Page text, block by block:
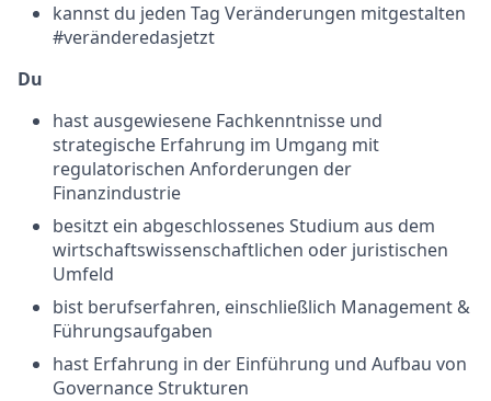
kannst du jeden Tag Veränderungen mitgestalten
#veränderedasjetzt
Du
hast ausgewiesene Fachkenntnisse und
strategische Erfahrung im Umgang mit
regulatorischen Anforderungen der
Finanzindustrie
besitzt ein abgeschlossenes Studium aus dem
wirtschaftswissenschaftlichen oder juristischen
Umfeld
bist berufserfahren, einschließlich Management &
Führungsaufgaben
hast Erfahrung in der Einführung und Aufbau von
Governance Strukturen